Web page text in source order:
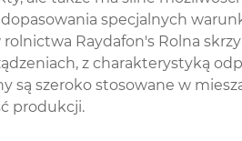
specjalnych
Raydafon's Rolna
z charakterystyką
są szeroko stosowane w
produkcji.